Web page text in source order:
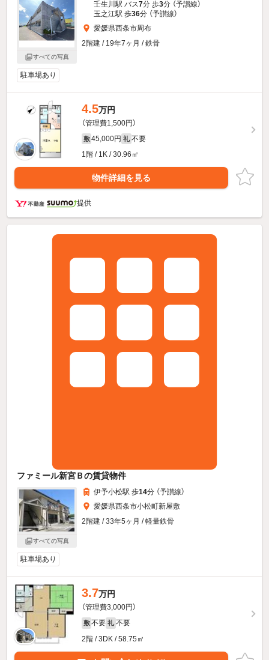
すべての写真
壬生川駅 バス7分 歩3分 （予讃線）
玉之江駅 歩36分 （予讃線）
愛媛県西条市周布
2階建 / 19年7ヶ月 / 鉄骨
駐車場あり
4.5万円
（管理費1,500円）
敷 45,000円 礼 不要
1階 / 1K / 30.96㎡
物件詳細を見る
提供
ファミール新宮Ｂの賃貸物件
すべての写真
伊予小松駅 歩14分 （予讃線）
愛媛県西条市小松町新屋敷
2階建 / 33年5ヶ月 / 軽量鉄骨
駐車場あり
3.7万円
（管理費3,000円）
敷 不要 礼 不要
2階 / 3DK / 58.75㎡